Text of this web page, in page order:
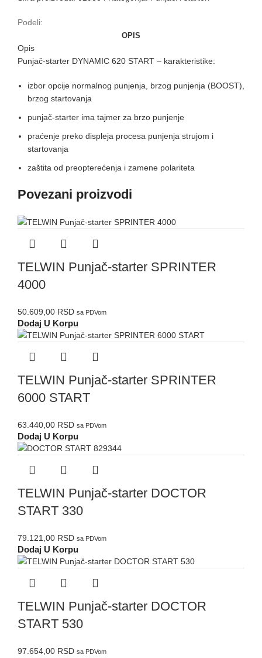
Podeli:
OPIS
Opis
Punjač-starter DYNAMIC 620 START – karakteristike:
izbor opcije normalnog punjenja, brzog punjenja (BOOST),
brzog startovanja
punjač-starter ima tajmer za brzo punjenje
praćenje preko displeja procesa punjenja strujom i
startovanja
zaštita od preopterećenja i zamene polariteta
Povezani proizvodi
TELWIN Punjač-starter SPRINTER
4000
50.609,00 RSD sa PDVom
Dodaj U Korpu
TELWIN Punjač-starter SPRINTER
6000 START
63.440,00 RSD sa PDVom
Dodaj U Korpu
TELWIN Punjač-starter DOCTOR
START 330
79.121,00 RSD sa PDVom
Dodaj U Korpu
TELWIN Punjač-starter DOCTOR
START 530
97.654,00 RSD sa PDVom